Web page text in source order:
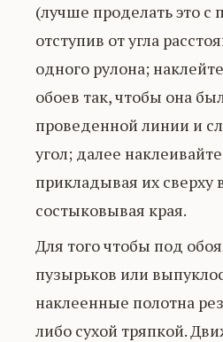
(лучше проделать это
отступив от угла
одного рулона;
обоев так, чтобы она
проведенной линии и
угол; далее
прикладывая их сверху
состыковывая края.
Для того чтобы под
пузырьков или
наклеенные полотна
либо сухой тряпкой.